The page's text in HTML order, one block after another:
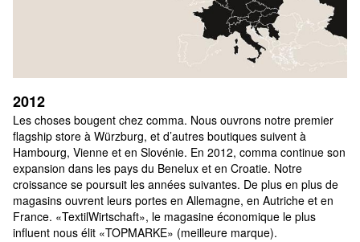
2012
Les choses bougent chez comma. Nous ouvrons notre premier
flagship store à Würzburg, et d’autres boutiques suivent à
Hambourg, Vienne et en Slovénie. En 2012, comma continue son
expansion dans les pays du Benelux et en Croatie. Notre
croissance se poursuit les années suivantes. De plus en plus de
magasins ouvrent leurs portes en Allemagne, en Autriche et en
France. «TextilWirtschaft», le magasine économique le plus
influent nous élit «TOPMARKE» (meilleure marque).